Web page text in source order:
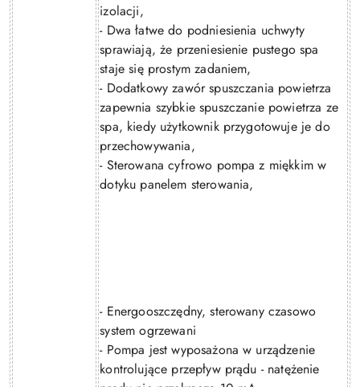
izolacji,
- Dwa łatwe do podniesienia uchwyty
sprawiają, że przeniesienie pustego spa
staje się prostym zadaniem,
- Dodatkowy zawór spuszczania powietrza
zapewnia szybkie spuszczanie powietrza ze
spa, kiedy użytkownik przygotowuje je do
przechowywania,
- Sterowana cyfrowo pompa z miękkim w
dotyku panelem sterowania,
- Energooszczędny, sterowany czasowo
system ogrzewani
- Pompa jest wyposażona w urządzenie
kontrolujące przepływ prądu - natężenie